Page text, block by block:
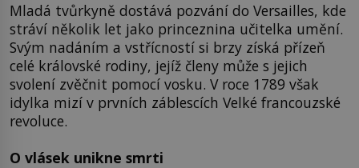
Mladá tvůrkyně dostává pozvání do Versailles, kde
stráví několik let jako princeznina učitelka umění.
Svým nadáním a vstřícností si brzy získá přízeň
celé královské rodiny, jejíž členy může s jejich
svolení zvěčnit pomocí vosku. V roce 1789 však
idylka mizí v prvních záblescích Velké francouzské
revoluce.
O vlásek unikne smrti